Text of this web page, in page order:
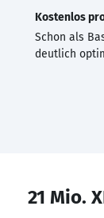
Kostenlos
Schon als
deutlich
21 Mio.